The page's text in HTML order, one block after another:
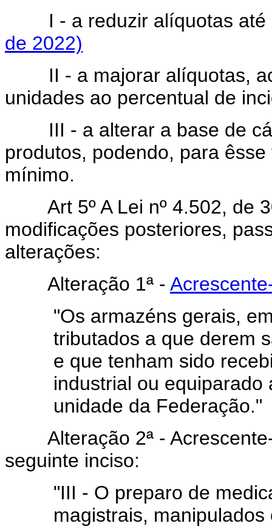
I - a reduzir alíquotas
de 2022)
II - a majorar alíquotas,
unidades ao percentual de
III - a alterar a base de
produtos, podendo, para
mínimo.
Art 5º A Lei nº 4.502, de
modificações posteriores,
alterações:
Alteração 1ª -
"Os armazéns gerais,
tributados a que derem
e que tenham sido
industrial ou
unidade da Federação."
Alteração 2ª -
seguinte inciso:
"III - O preparo de
magistrais,